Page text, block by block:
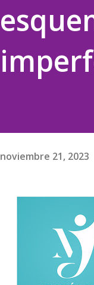
noviembre 21, 2023